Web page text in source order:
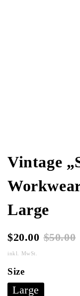
Vintage
Large
$20.00 $50.00
inkl. MwSt.
Size
Large